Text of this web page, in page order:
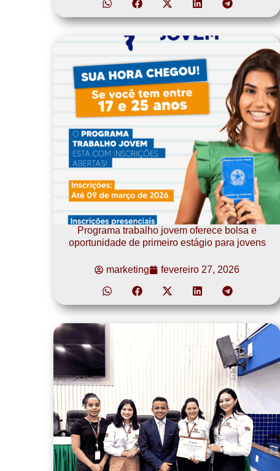
Programa trabalho jovem oferece bolsa e
oportunidade de primeiro estágio para jovens
marketing fevereiro 27, 2026